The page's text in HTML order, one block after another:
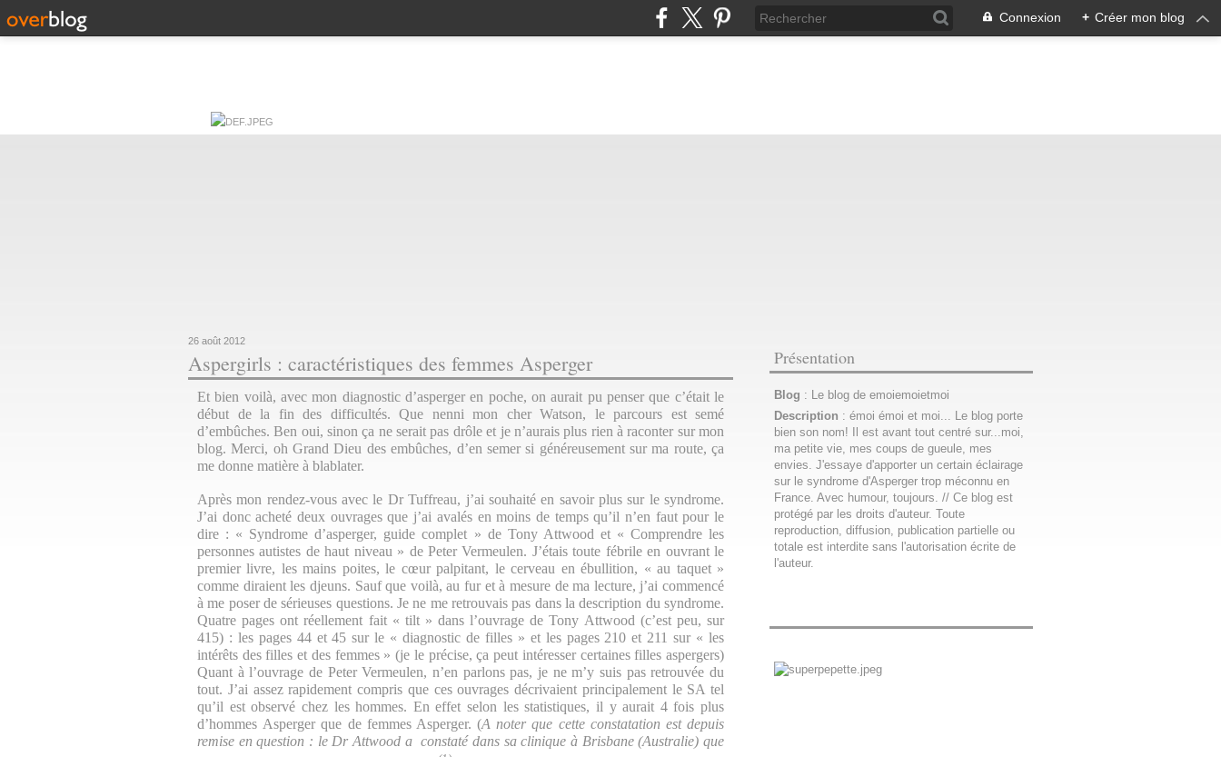
Connexion + Créer mon blog
26 août 2012
Aspergirls : caractéristiques des femmes Asperger
Et bien voilà, avec mon diagnostic d’asperger en poche, on aurait pu penser que c’était le
début de la fin des difficultés. Que nenni mon cher Watson, le parcours est semé
d’embûches. Ben oui, sinon ça ne serait pas drôle et je n’aurais plus rien à raconter sur mon
blog. Merci, oh Grand Dieu des embûches, d’en semer si généreusement sur ma route, ça
me donne matière à blablater.
Après mon rendez-vous avec le Dr Tuffreau, j’ai souhaité en savoir plus sur le syndrome.
J’ai donc acheté deux ouvrages que j’ai avalés en moins de temps qu’il n’en faut pour le
dire : « Syndrome d’asperger, guide complet » de Tony Attwood et « Comprendre les
personnes autistes de haut niveau » de Peter Vermeulen. J’étais toute fébrile en ouvrant le
premier livre, les mains poites, le cœur palpitant, le cerveau en ébullition, « au taquet »
comme diraient les djeuns. Sauf que voilà, au fur et à mesure de ma lecture, j’ai commencé
à me poser de sérieuses questions. Je ne me retrouvais pas dans la description du syndrome.
Quatre pages ont réellement fait « tilt » dans l’ouvrage de Tony Attwood (c’est peu, sur
415) : les pages 44 et 45 sur le « diagnostic de filles » et les pages 210 et 211 sur « les
intérêts des filles et des femmes » (je le précise, ça peut intéresser certaines filles aspergers)
Quant à l’ouvrage de Peter Vermeulen, n’en parlons pas, je ne m’y suis pas retrouvée du
tout. J’ai assez rapidement compris que ces ouvrages décrivaient principalement le SA tel
qu’il est observé chez les hommes. En effet selon les statistiques, il y aurait 4 fois plus
d’hommes Asperger que de femmes Asperger. (A noter que cette constatation est depuis
remise en question : le Dr Attwood a constaté dans sa clinique à Brisbane (Australie) que
Présentation
Blog : Le blog de emoiemoietmoi
Description : émoi émoi et moi... Le blog porte
bien son nom! Il est avant tout centré sur...moi,
ma petite vie, mes coups de gueule, mes
envies. J'essaye d'apporter un certain éclairage
sur le syndrome d'Asperger trop méconnu en
France. Avec humour, toujours. // Ce blog est
protégé par les droits d'auteur. Toute
reproduction, diffusion, publication partielle ou
totale est interdite sans l'autorisation écrite de
l'auteur.